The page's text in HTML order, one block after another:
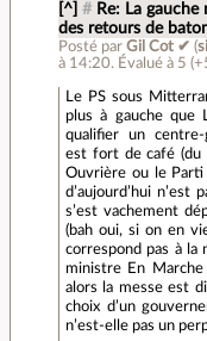
[^] # Re: La
des retours de
Posté par Gil Cot ✔ (
à 14:20.Évalué à 5
Le PS sous
plus à gauche que
qualifier un centre-
est fort de café (du
Ouvrière ou le Parti
d’aujourd’hui
s’est vachement
(bah oui, si on en
correspond pas à la
ministre En
alors la messe est
choix d’un
n’est-elle pas un